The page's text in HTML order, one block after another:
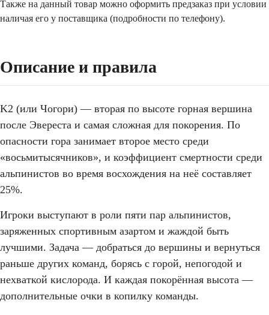
Также на данный товар можно оформить предзаказ при условии
наличая его у поставщика (подробности по телефону).
Описание и правила
K2 (или Чогори) — вторая по высоте горная вершина
после Эвереста и самая сложная для покорения. По
опасности гора занимает второе место среди
«восьмитысячников», и коэффициент смертности среди
альпинистов во время восхождения на неё составляет
25%.
Игроки выступают в роли пяти пар альпинистов,
заряженных спортивным азартом и жаждой быть
лучшими. Задача — добраться до вершины и вернуться
раньше других команд, борясь с горой, непогодой и
нехваткой кислорода. И каждая покорённая высота —
дополнительные очки в копилку команды.